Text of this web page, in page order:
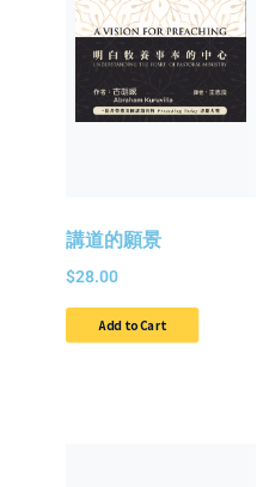
講道的願景
$28.00
Add to Cart